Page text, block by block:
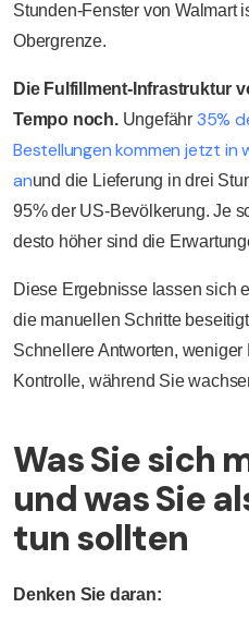
Stunden-Fenster von Walmart
Obergrenze.
Die Fulfillment-Infrastruktur
Tempo noch.Ungefähr 35%
Bestellungen kommen jetzt in
anund die Lieferung in drei
95% der US-Bevölkerung. Je
desto höher sind die
Diese Ergebnisse lassen sich
die manuellen Schritte
Schnellere Antworten,
Kontrolle, während Sie
Was Sie sich
und was Sie
tun sollten
Denken Sie daran: